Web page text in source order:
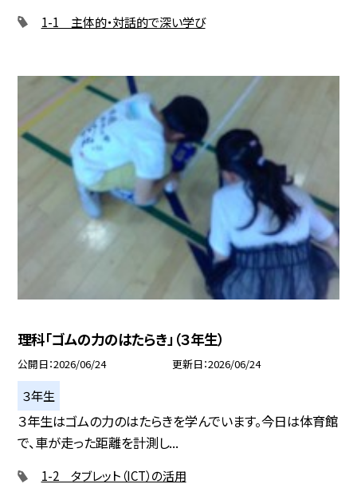
1-1 主体的・対話的で深い学び
理科「ゴムの力のはたらき」（３年生）
公開日 2026/06/24 更新日 2026/06/24
３年生
３年生はゴムの力のはたらきを学んでいます。今日は体育館
で、車が走った距離を計測し...
1-2 タブレット（ICT）の活用